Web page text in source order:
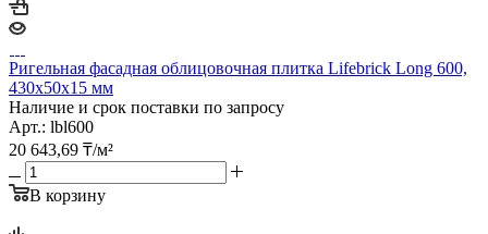
Ригельная фасадная облицовочная плитка Lifebrick Long 600,
430х50х15 мм
Наличие и срок поставки по запросу
Арт.: lbl600
20 643,69 ₸/м²
В корзину